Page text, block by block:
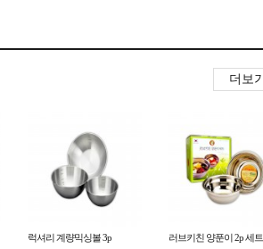
더보기
럭셔리 계량믹싱볼 3p 러브키친 양푼이 2p 세트